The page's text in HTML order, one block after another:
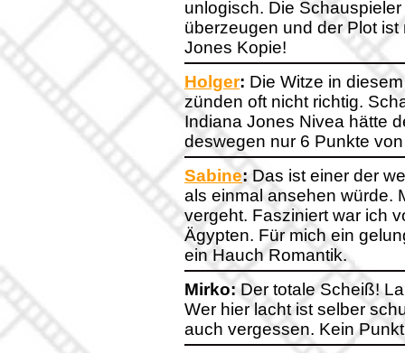
unlogisch. Die
überzeugen und der Plot
Jones Kopie!
Holger: Die Witze in
zünden oft nicht richtig.
Indiana Jones Nivea hätte
deswegen nur 6 Punkte von
Sabine:Das ist einer der
als einmal ansehen würde.
vergeht. Fasziniert war ich
Ägypten. Für mich ein
ein Hauch Romantik.
Mirko:Der totale Scheiß!
Wer hier lacht ist selber
auch vergessen. Kein